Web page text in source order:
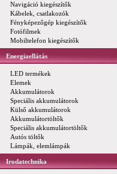
Navigáció kiegészítők
Kábelek, csatlakozók
Fényképezőgép kiegészítők
Fotófilmek
Mobiltelefon kiegészítők
Energiaellátás
LED termékek
Elemek
Akkumulátorok
Speciális akkumulátorok
Külső akkumulátorok
Akkumulátortöltők
Speciális akkumulátortöltők
Autós töltők
Lámpák, elemlámpák
Irodatechnika